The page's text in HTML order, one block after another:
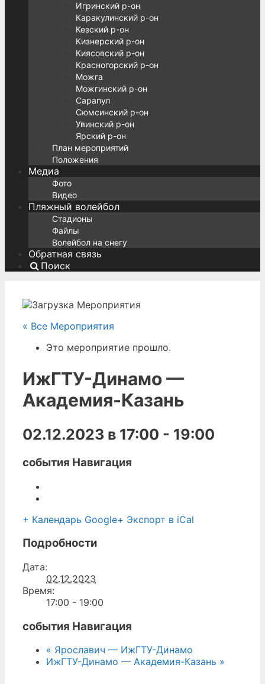
Игринский р-он
Каракулинский р-он
Кезский р-он
Кизнерский р-он
Киясовский р-он
Красногорский р-он
Можга
Можгинский р-он
Сарапул
Сюмсинский р-он
Увинский р-он
Ярский р-он
План мероприятий
Положения
Медиа
Фото
Видео
Пляжный волейбол
Стадионы
Файлы
Волейбол на снегу
Обратная связь
Поиск
« Все Мероприятия
Это мероприятие прошло.
ИжГТУ-Динамо —
Академия-Казань
02.12.2023 в 17:00 - 19:00
события Навигация
+ Календарь Google+ Экспорт в iCal
Подробности
Дата:
02.12.2023
Время:
17:00 - 19:00
события Навигация
« Ярославич — ИжГТУ-Динамо
ИжГТУ-Динамо — Академия-Казань »